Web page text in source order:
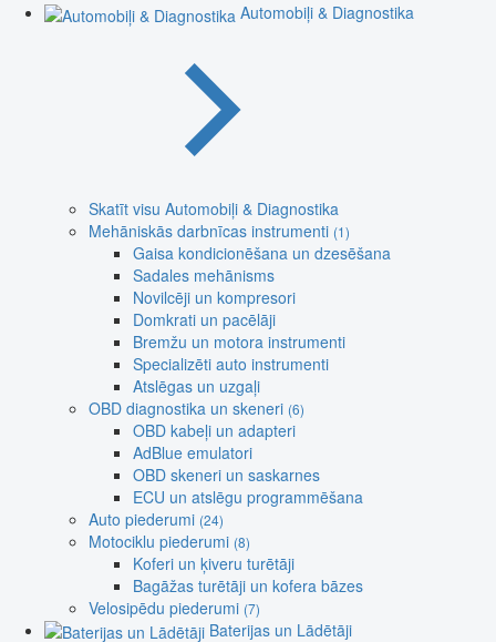
Automobiļi & Diagnostika
Skatīt visu Automobiļi & Diagnostika
Mehāniskās darbnīcas instrumenti (1)
Gaisa kondicionēšana un dzesēšana
Sadales mehānisms
Novilcēji un kompresori
Domkrati un pacēlāji
Bremžu un motora instrumenti
Specializēti auto instrumenti
Atslēgas un uzgaļi
OBD diagnostika un skeneri (6)
OBD kabeļi un adapteri
AdBlue emulatori
OBD skeneri un saskarnes
ECU un atslēgu programmēšana
Auto piederumi (24)
Motociklu piederumi (8)
Koferi un ķiveru turētāji
Bagāžas turētāji un kofera bāzes
Velosipēdu piederumi (7)
Baterijas un Lādētāji